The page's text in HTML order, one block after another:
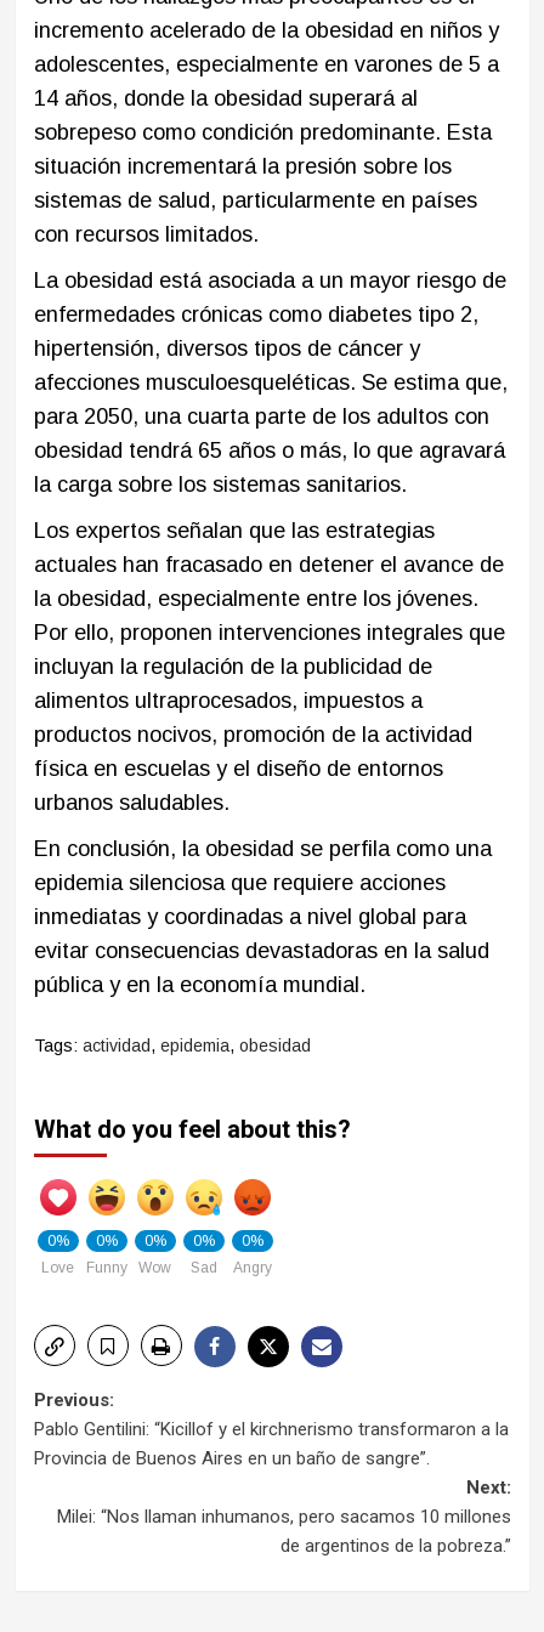
incremento acelerado de la obesidad en niños y
adolescentes, especialmente en varones de 5 a
14 años, donde la obesidad superará al
sobrepeso como condición predominante. Esta
situación incrementará la presión sobre los
sistemas de salud, particularmente en países
con recursos limitados.​
La obesidad está asociada a un mayor riesgo de
enfermedades crónicas como diabetes tipo 2,
hipertensión, diversos tipos de cáncer y
afecciones musculoesqueléticas. Se estima que,
para 2050, una cuarta parte de los adultos con
obesidad tendrá 65 años o más, lo que agravará
la carga sobre los sistemas sanitarios.​
Los expertos señalan que las estrategias
actuales han fracasado en detener el avance de
la obesidad, especialmente entre los jóvenes.
Por ello, proponen intervenciones integrales que
incluyan la regulación de la publicidad de
alimentos ultraprocesados, impuestos a
productos nocivos, promoción de la actividad
física en escuelas y el diseño de entornos
urbanos saludables.​
En conclusión, la obesidad se perfila como una
epidemia silenciosa que requiere acciones
inmediatas y coordinadas a nivel global para
evitar consecuencias devastadoras en la salud
pública y en la economía mundial.
Tags: actividad, epidemia, obesidad
What do you feel about this?
0%
Love
0%
Funny
0%
Wow
0%
Sad
0%
Angry
Post
navigation
Previous:
Pablo Gentilini: “Kicillof y el kirchnerismo transformaron a la
Provincia de Buenos Aires en un baño de sangre”.
Next:
Milei: “Nos llaman inhumanos, pero sacamos 10 millones
de argentinos de la pobreza.”